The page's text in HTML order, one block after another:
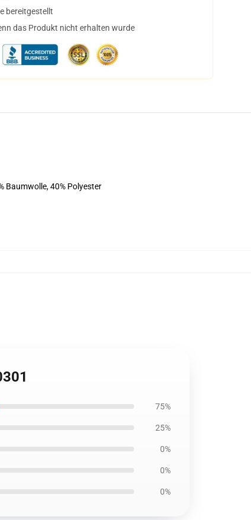
bereitgestellt
das Produkt nicht erhalten wurde
Baumwolle, 40% Polyester
75%
25%
0%
0%
0%